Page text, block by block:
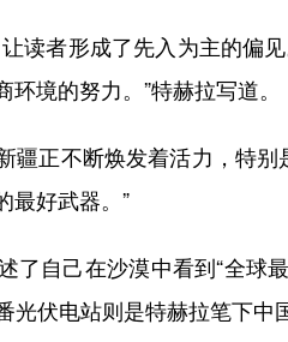
者形成了先入为主的偏见
境的努力。”特赫拉写道。
正不断焕发着活力，特别
最好武器。”
自己在沙漠中看到“全球
光伏电站则是特赫拉笔下中